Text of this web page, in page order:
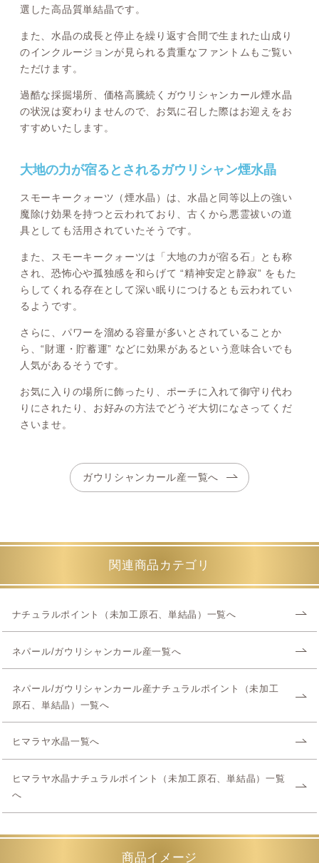
選した高品質単結晶です。
また、水晶の成長と停止を繰り返す合間で生まれた山成り
のインクルージョンが見られる貴重なファントムもご覧い
ただけます。
過酷な採掘場所、価格高騰続くガウリシャンカール煙水晶
の状況は変わりませんので、お気に召した際はお迎えをお
すすめいたします。
大地の力が宿るとされるガウリシャン煙水晶
スモーキークォーツ（煙水晶）は、水晶と同等以上の強い
魔除け効果を持つと云われており、古くから悪霊祓いの道
具としても活用されていたそうです。
また、スモーキークォーツは「大地の力が宿る石」とも称
され、恐怖心や孤独感を和らげて “精神安定と静寂” をもた
らしてくれる存在として深い眠りにつけるとも云われてい
るようです。
さらに、パワーを溜める容量が多いとされていることか
ら、“財運・貯蓄運” などに効果があるという意味合いでも
人気があるそうです。
お気に入りの場所に飾ったり、ポーチに入れて御守り代わ
りにされたり、お好みの方法でどうぞ大切になさってくだ
さいませ。
ガウリシャンカール産一覧へ
関連商品カテゴリ
ナチュラルポイント（未加工原石、単結晶）一覧へ
ネパール/ガウリシャンカール産一覧へ
ネパール/ガウリシャンカール産ナチュラルポイント（未加工
原石、単結晶）一覧へ
ヒマラヤ水晶一覧へ
ヒマラヤ水晶ナチュラルポイント（未加工原石、単結晶）一覧
へ
商品イメージ